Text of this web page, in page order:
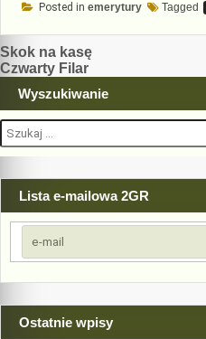
Posted in emerytury Tagged
Nawigacja
wpisu
Skok na kasę
Czwarty Filar
Wyszukiwanie
Szukaj:
Lista e-mailowa 2GR
Ostatnie wpisy